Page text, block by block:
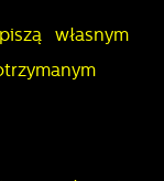
własnym